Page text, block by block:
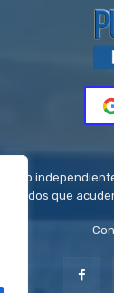
titulados que